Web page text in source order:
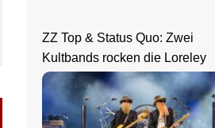
ZZ Top & Status Quo: Zwei
Kultbands rocken die Loreley